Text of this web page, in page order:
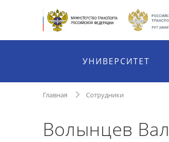
УНИВЕРСИТЕТ
Главная Сотрудники
Волынцев